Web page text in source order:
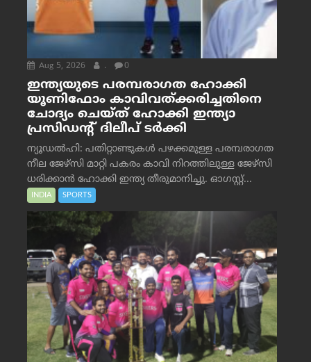
Aug 5, 2026 . 0
ഇന്ത്യയുടെ പരമ്പരാഗത ഹോക്കി
യൂണിഫോം കാവിവത്ക്കരിച്ചതിനെ
ചോദ്യം ചെയ്ത് ഹോക്കി ഇന്ത്യാ
പ്രസിഡന്റ് ദിലീപ് ടര്‍ക്കി
ന്യൂഡൽഹി: പതിറ്റാണ്ടുകൾ പഴക്കമുള്ള പരമ്പരാഗത
നീല ജേഴ്‌സി മാറ്റി പകരം കാവി നിറത്തിലുള്ള ജേഴ്‌സി
ധരിക്കാൻ ഹോക്കി ഇന്ത്യ തീരുമാനിച്ചു. ഓഗസ്റ്റ്...
INDIA SPORTS